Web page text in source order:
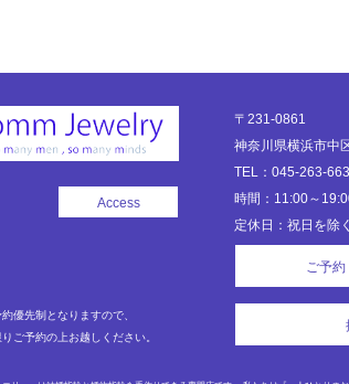
Access
優先制となりますので、
ご予約の上お越しください。
〒231-0861
神奈川県横浜市中
TEL：045-263-
時間：11:00～
定休日：祝日を除
ご予